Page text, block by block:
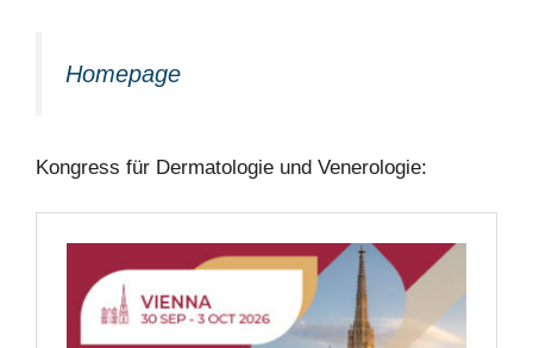
Homepage
Kongress für Dermatologie und Venerologie: